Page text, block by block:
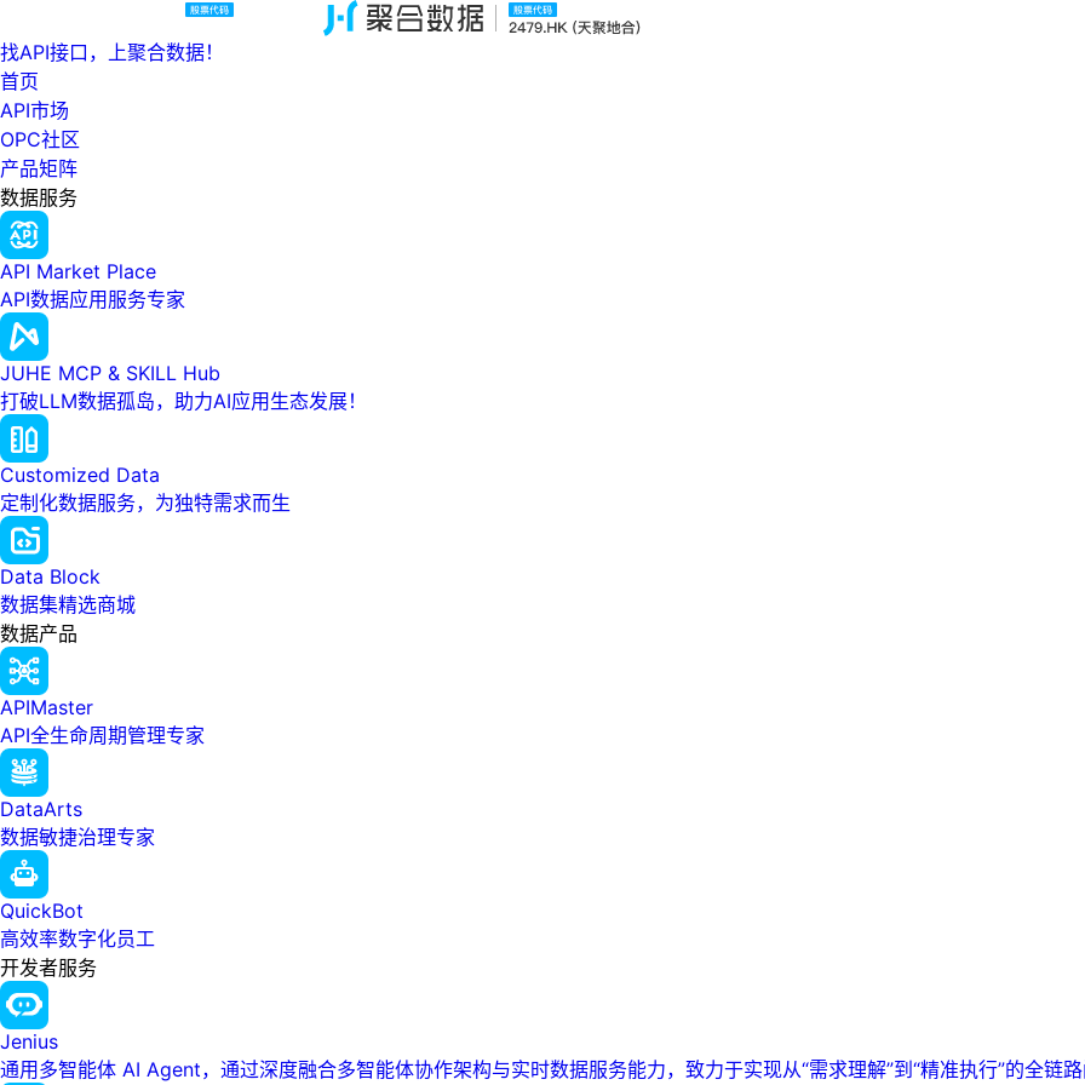
找API接口，上聚合数据！
首页
API市场
OPC社区
产品矩阵
数据服务
API Market Place
API数据应用服务专家
JUHE MCP & SKILL Hub
打破LLM数据孤岛，助力AI应用生态发展！
Customized Data
定制化数据服务，为独特需求而生
Data Block
数据集精选商城
数据产品
APIMaster
API全生命周期管理专家
DataArts
数据敏捷治理专家
QuickBot
高效率数字化员工
开发者服务
Jenius
通用多智能体 AI Agent，通过深度融合多智能体协作架构与实时数据服务能力，致力于实现从“需求理解”到“精准执行”的全链